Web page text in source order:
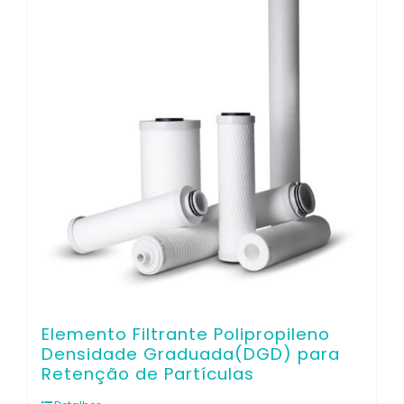
Elemento Filtrante Polipropileno
Densidade Graduada(DGD) para
Retenção de Partículas